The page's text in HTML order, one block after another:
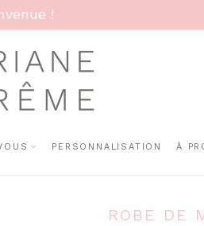
!
PERSONNALISATION À
ROBE DE